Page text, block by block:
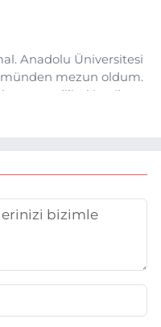
Anadolu Üniversitesi
mezun oldum.
dijital içerik
motoru